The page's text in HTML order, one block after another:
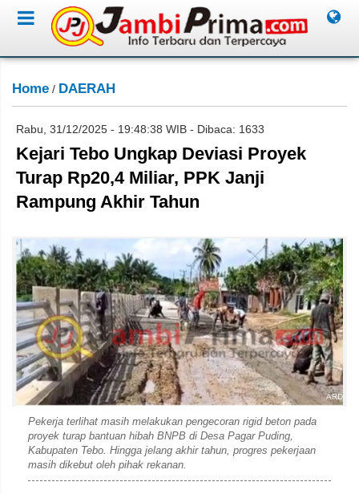
Home / DAERAH
Rabu, 31/12/2025 - 19:48:38 WIB - Dibaca: 1633
Kejari Tebo Ungkap Deviasi Proyek
Turap Rp20,4 Miliar, PPK Janji
Rampung Akhir Tahun
ARD
Pekerja terlihat masih melakukan pengecoran rigid beton pada
proyek turap bantuan hibah BNPB di Desa Pagar Puding,
Kabupaten Tebo. Hingga jelang akhir tahun, progres pekerjaan
masih dikebut oleh pihak rekanan.